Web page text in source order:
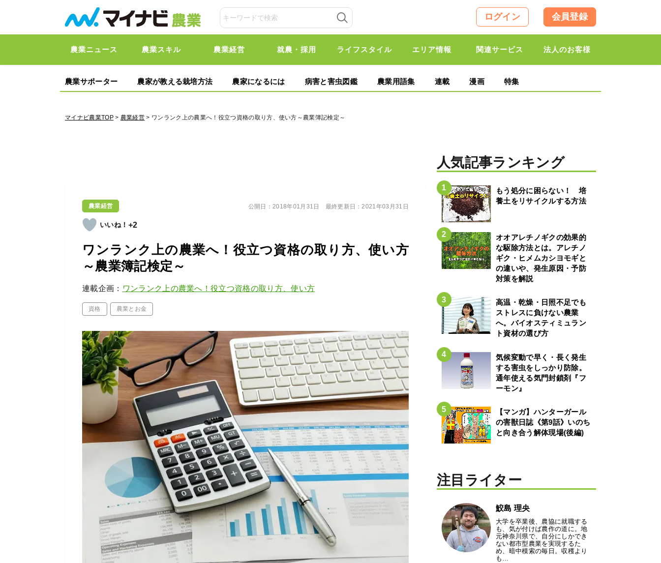
ログイン 会員登録
農業ニュース 農業スキル 農業経営 就農・採用 ライフスタイル エリア情報 関連サービス 法人のお客様
農業サポーター 農家が教える栽培方法 農家になるには 病害と害虫図鑑 農業用語集 連載 漫画 特集
マイナビ農業TOP> 農業経営 > ワンランク上の農業へ！役立つ資格の取り方、使い方～農業簿記検定～
農業経営
+2
ワンランク上の農業へ！役立つ資格の取り方、使い方
～農業簿記検定～
連載企画： ワンランク上の農業へ！役立つ資格の取り方、使い方
資格 農業とお金
公開日：2018年01月31日 最終更新日：2021年03月31日
人気記事ランキング
もう処分に困らない！ 培
養土をリサイクルする方法
オオアレチノギクの効果的
な駆除方法とは。アレチノ
ギク・ヒメムカシヨモギと
の違いや、発生原因・予防
対策を解説
高温・乾燥・日照不足でも
ストレスに負けない農業
へ。バイオスティミュラン
ト資材の選び方
気候変動で早く・長く発生
する害虫をしっかり防除。
通年使える気門封鎖剤『フ
ーモン』
【マンガ】ハンターガール
の害獣日誌《第9話》いのち
と向き合う解体現場(後編)
注目ライター
鮫島 理央
大学を卒業後、農協に就職する
も、気が付けば農作の道に。地
元神奈川県で、自分にしかでき
ない都市型農業を実現するた
め、暗中模索の毎日。収穫より
も…